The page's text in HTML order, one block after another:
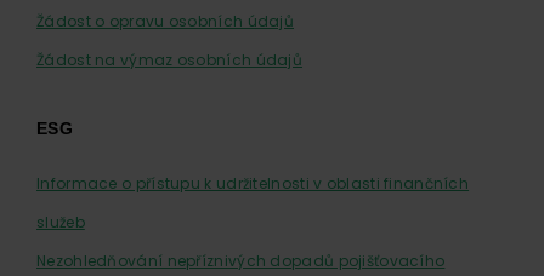
Žádost o opravu osobních údajů
Žádost na výmaz osobních údajů
ESG
Informace o přístupu k udržitelnosti v oblasti finančních
služeb
Nezohledňování nepříznivých dopadů pojišťovacího